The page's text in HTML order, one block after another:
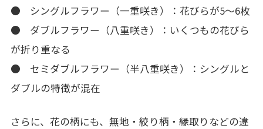
● シングルフラワー（一重咲き）：花びらが5～6枚
● ダブルフラワー（八重咲き）：いくつもの花びら
が折り重なる
● セミダブルフラワー（半八重咲き）：シングルと
ダブルの特徴が混在
さらに、花の柄にも、無地・絞り柄・縁取りなどの違